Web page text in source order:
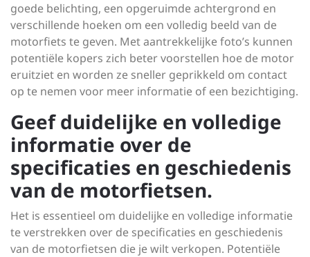
goede belichting, een opgeruimde achtergrond en
verschillende hoeken om een volledig beeld van de
motorfiets te geven. Met aantrekkelijke foto’s kunnen
potentiële kopers zich beter voorstellen hoe de motor
eruitziet en worden ze sneller geprikkeld om contact
op te nemen voor meer informatie of een bezichtiging.
Geef duidelijke en volledige
informatie over de
specificaties en geschiedenis
van de motorfietsen.
Het is essentieel om duidelijke en volledige informatie
te verstrekken over de specificaties en geschiedenis
van de motorfietsen die je wilt verkopen. Potentiële